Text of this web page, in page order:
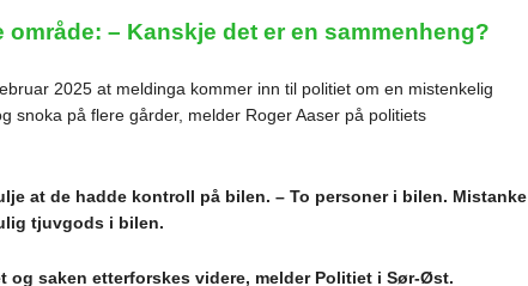
– Kanskje det er en sammenheng?
2025 at meldinga kommer inn til politiet om en mistenkelig
snoka på flere gårder, melder Roger Aaser på politiets
at de hadde kontroll på bilen. – To personer i bilen. Mistanke
tjuvgods i bilen.
og saken etterforskes videre, melder Politiet i Sør-Øst.